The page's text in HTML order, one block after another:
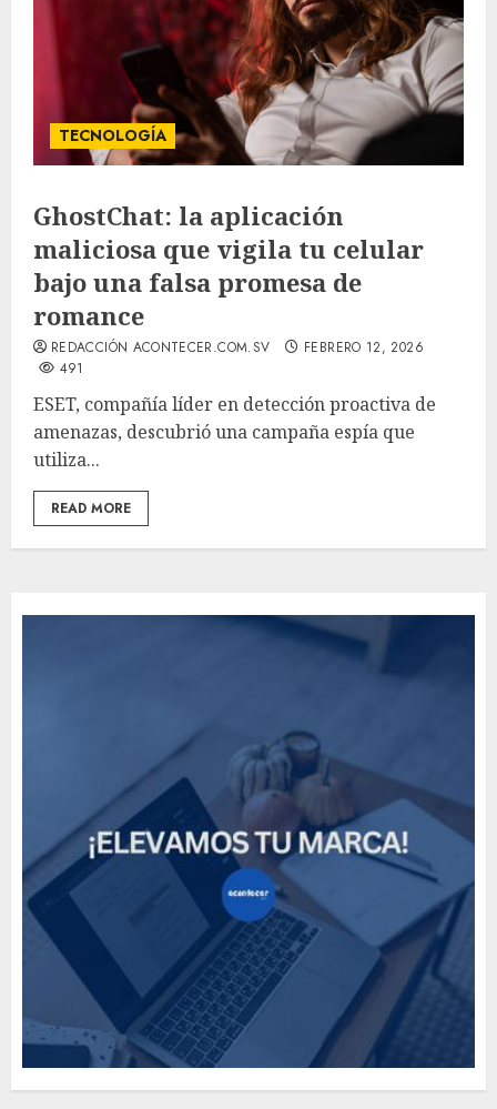
TECNOLOGÍA
GhostChat: la aplicación
maliciosa que vigila tu celular
bajo una falsa promesa de
romance
REDACCIÓN ACONTECER.COM.SV
FEBRERO 12, 2026
491
ESET, compañía líder en detección proactiva de
amenazas, descubrió una campaña espía que
utiliza...
READ MORE
Need to Know About the
Classic Cars in a Retro